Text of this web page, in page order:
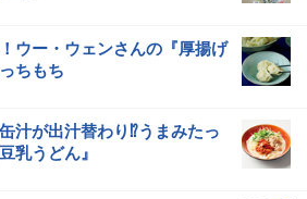
ウー・ウェンさんの『厚揚げ
ちもち
汁が出汁替わり⁉うまみたっ
乳うどん』